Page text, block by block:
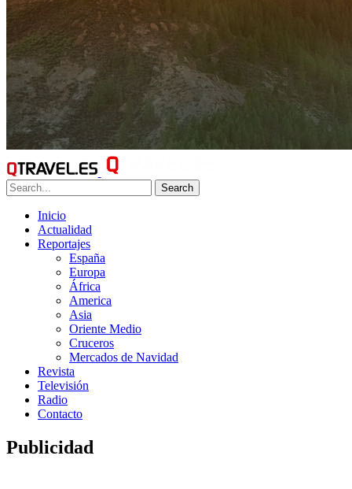
Search
Inicio
Actualidad
Reportajes
España
Europa
África
America
Asia
Oriente Medio
Cruceros
Mercados de Navidad
Revista
Televisión
Radio
Contacto
Publicidad